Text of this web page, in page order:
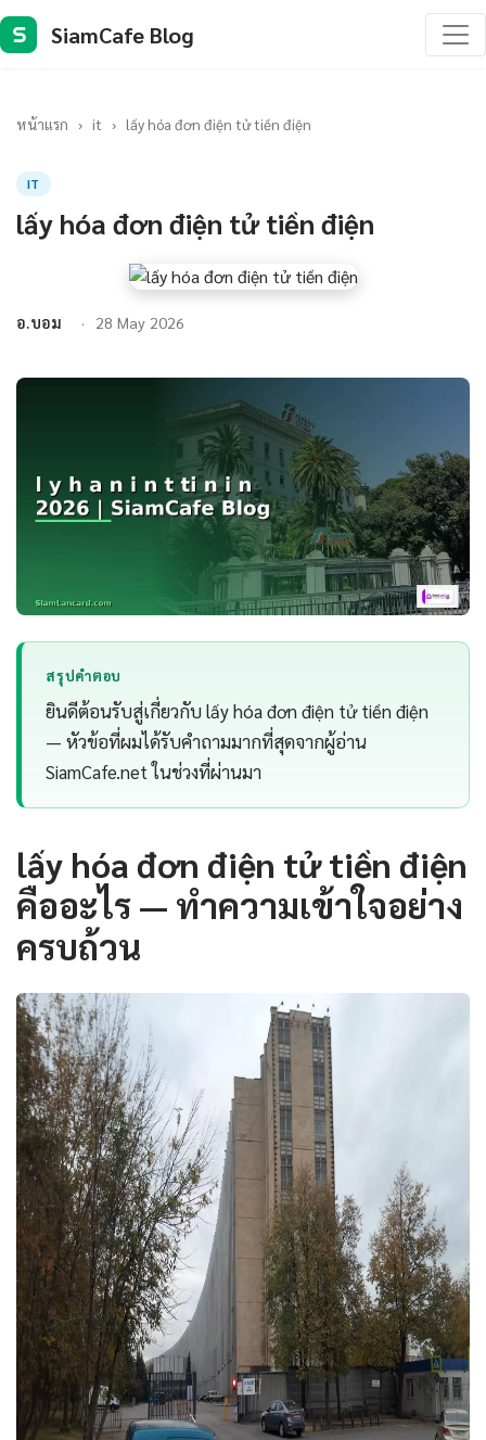
S SiamCafe Blog
หน้าแรก › it › lấy hóa đơn điện tử tiền điện
IT
lấy hóa đơn điện tử tiền điện
อ.บอม 28 May 2026
สรุปคำตอบ
ยินดีต้อนรับสู่เกี่ยวกับ lấy hóa đơn điện tử tiền điện
— หัวข้อที่ผมได้รับคำถามมากที่สุดจากผู้อ่าน
SiamCafe.net ในช่วงที่ผ่านมา
lấy hóa đơn điện tử tiền điện
คืออะไร — ทำความเข้าใจอย่าง
ครบถ้วน